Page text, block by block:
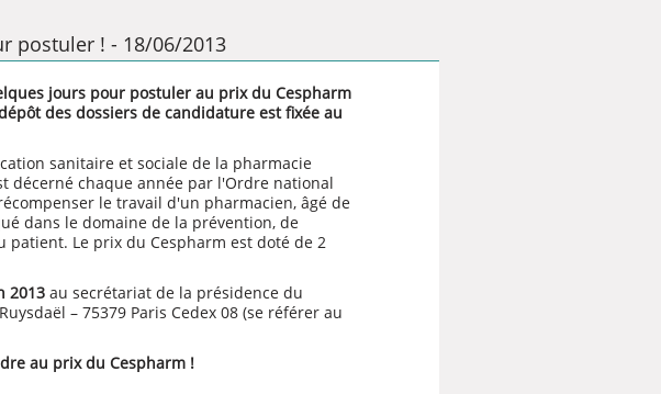
postuler ! - 18/06/2013
jours pour postuler au prix du Cespharm
des dossiers de candidature est fixée au
sanitaire et sociale de la pharmacie
décerné chaque année par l'Ordre national
le travail d'un pharmacien, âgé de
dans le domaine de la prévention, de
patient. Le prix du Cespharm est doté de 2
2013 au secrétariat de la présidence du
– 75379 Paris Cedex 08 (se référer au
au prix du Cespharm !